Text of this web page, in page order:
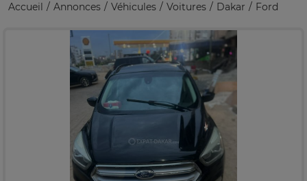
Accueil
Annonces Véhicules Voitures Dakar Ford